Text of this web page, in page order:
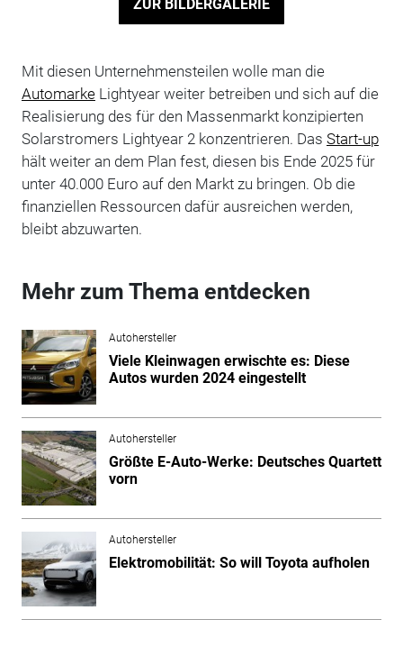
ZUR BILDERGALERIE
Mit diesen Unternehmensteilen wolle man die
AutomarkeLightyear weiter betreiben und sich auf die
Realisierung des für den Massenmarkt konzipierten
Solarstromers Lightyear 2 konzentrieren. Das Start-up
hält weiter an dem Plan fest, diesen bis Ende 2025 für
unter 40.000 Euro auf den Markt zu bringen. Ob die
finanziellen Ressourcen dafür ausreichen werden,
bleibt abzuwarten.
Mehr zum Thema entdecken
Autohersteller
Viele Kleinwagen erwischte es: Diese
Autos wurden 2024 eingestellt
Autohersteller
Größte E-Auto-Werke: Deutsches Quartett
vorn
Autohersteller
Elektromobilität: So will Toyota aufholen